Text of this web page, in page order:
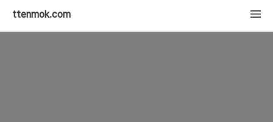
ttenmok.com